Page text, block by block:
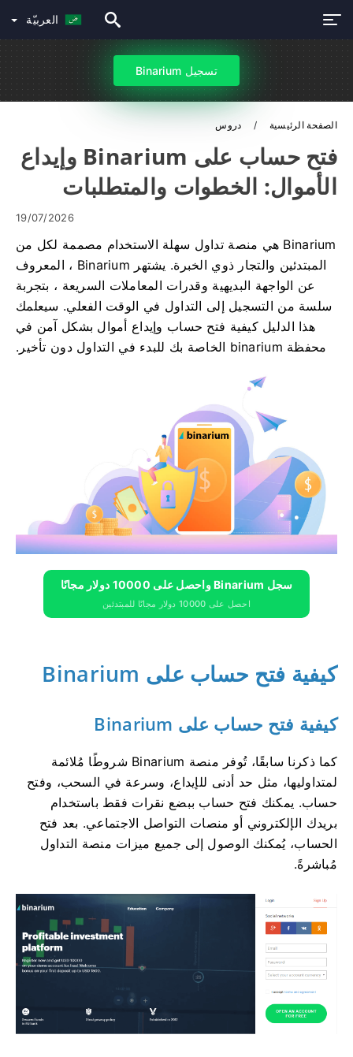
العربيّة
تسجيل Binarium
الصفحة الرئيسية دروس
فتح حساب على Binarium وإيداع
الأموال: الخطوات والمتطلبات
19/07/2026
Binarium هي منصة تداول سهلة الاستخدام مصممة لكل من
المبتدئين والتجار ذوي الخبرة. يشتهر Binarium ، المعروف
عن الواجهة البديهية وقدرات المعاملات السريعة ، بتجربة
سلسة من التسجيل إلى التداول في الوقت الفعلي. سيعلمك
هذا الدليل كيفية فتح حساب وإيداع أموال بشكل آمن في
محفظة binarium الخاصة بك للبدء في التداول دون تأخير.
سجل Binarium واحصل على 10000 دولار مجانًا
احصل على 10000 دولار مجانًا للمبتدئين
كيفية فتح حساب على Binarium
كيفية فتح حساب على Binarium
كما ذكرنا سابقًا، تُوفر منصة Binarium شروطًا مُلائمة
لمتداوليها، مثل حد أدنى للإيداع، وسرعة في السحب، وفتح
حساب. يمكنك فتح حساب ببضع نقرات فقط باستخدام
بريدك الإلكتروني أو منصات التواصل الاجتماعي. بعد فتح
الحساب، يُمكنك الوصول إلى جميع ميزات منصة التداول
مُباشرةً.